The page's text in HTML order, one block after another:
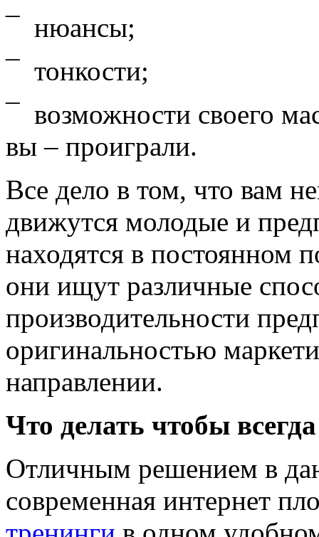
¯ нюансы;
¯ тонкости;
¯ возможности своего
вы – проиграли.
Все дело в том, что вам
движутся молодые и
находятся в постоянном
они ищут различные
производительности
оригинальностью
направлении.
Что делать чтобы
Отличным решением в
современная интернет